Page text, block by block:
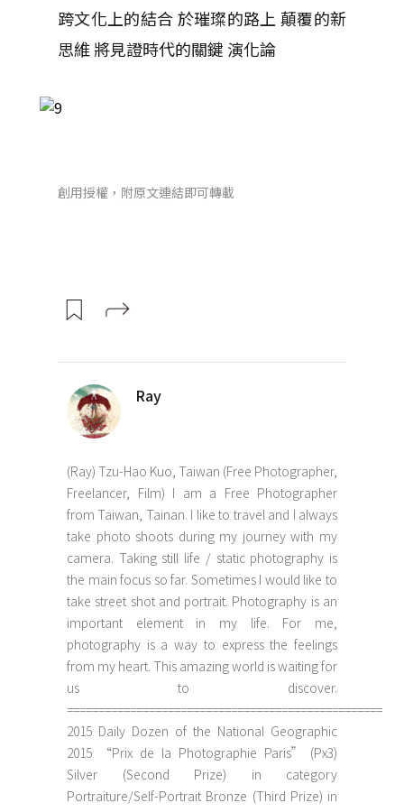
跨文化上的結合 於璀璨的路上 顛覆的新
思維 將見證時代的關鍵 演化論
創用授權，附原文連結即可轉載
Ray
(Ray) Tzu-Hao Kuo, Taiwan (Free Photographer,
Freelancer, Film) I am a Free Photographer
from Taiwan, Tainan. I like to travel and I always
take photo shoots during my journey with my
camera. Taking still life / static photography is
the main focus so far. Sometimes I would like to
take street shot and portrait. Photography is an
important element in my life. For me,
photography is a way to express the feelings
from my heart. This amazing world is waiting for
us to discover.
==================================================
2015 Daily Dozen of the National Geographic
2015 “Prix de la Photographie Paris” (Px3)
Silver (Second Prize) in category
Portraiture/Self-Portrait Bronze (Third Prize) in